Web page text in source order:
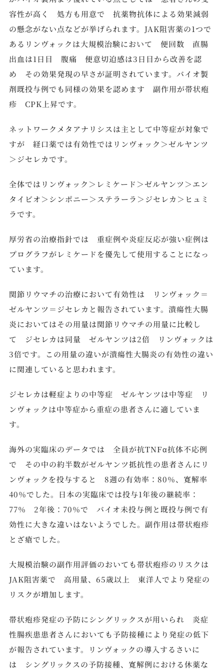
容性が高く 処方も用意で 抗薬物抗体による効果減弱
の懸念がない点などが挙げられます。JAK阻害薬の1つで
あるリンヴォックは大規模治験において 便回数 直腸
出血は1日目 腹痛 便意切迫感は3日目から改善を認
め その効果発現の早さが証明されています。バイオ製
剤既投与例でも同様の効果を認めます 副作用が帯状疱
疹 CPK上昇です。
ネットワークメタアナリシスは主として中等症が対象で
すが 経口薬では有効性ではリンヴォック＞ゼルヤンツ
＞ジセレカです。
全体ではリンヴォック＞レミケード＞ゼルヤンツ＞エン
タイビオ＞シンポニー＞ステラーラ＞ジセレカ＞ヒュミ
ラです。
厚労省の治療指針では 重症例や炎症反応が強い症例は
プログラフがレミケードを優先して使用することになっ
ています。
関節リウマチの治療において有効性は リンヴォック＝
ゼルヤンツ＝ジセレカと報告されています。潰瘍性大腸
炎においてはその用量は関節リウマチの用量に比較し
て ジセレカは同量 ゼルヤンツは2倍 リンヴォックは
3倍です。この用量の違いが潰瘍性大腸炎の有効性の違い
に関連していると思われます。
ジセレカは軽症よりの中等症 ゼルヤンツは中等症 リ
ンヴォックは中等症から重症の患者さんに適していま
す。
海外の実臨床のデータでは 全員が抗TNFα抗体不応例
で その中の約半数がゼルヤンツ抵抗性の患者さんにリ
ンヴォックを投与すると 8週の有効率：80％、寛解率
40％でした。日本の実臨床では投与1年後の継続率：
77％ 2年後：70％で バイオ未投与例と既投与例で有
効性に大きな違いはないようでした。副作用は帯状疱疹
とざ瘡でした。
大規模治験の副作用評価のおいても帯状疱疹のリスクは
JAK阻害薬で 高用量、65歳以上 東洋人でより発症の
リスクが増加します。
帯状疱疹発症の予防にシングリックスが用いられ 炎症
性腸疾患患者さんにおいても予防接種により発症の低下
が報告されています。リンヴォックの導入するさいに
は シングリックスの予防接種、寛解例における休薬な